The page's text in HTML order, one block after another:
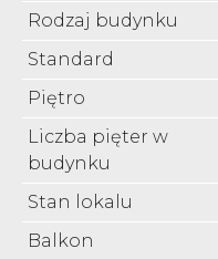
Rodzaj budynku
Standard
Piętro
Liczba pięter w
budynku
Stan lokalu
Balkon